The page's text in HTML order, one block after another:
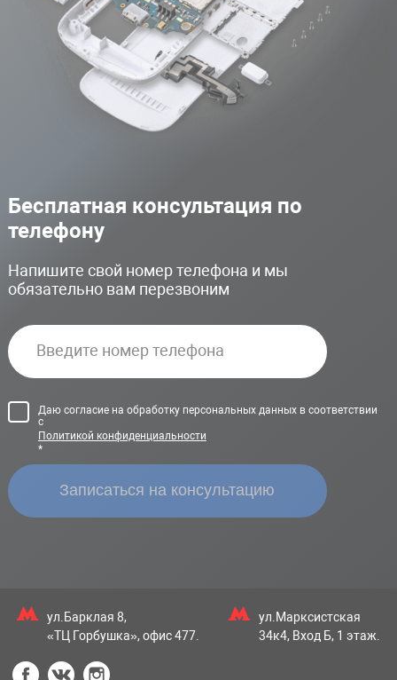
Бесплатная консультация по
телефону
Напишите свой номер телефона и мы
обязательно вам перезвоним
Даю согласие на обработку персональных данных в соответствии
с
Политикой конфиденциальности
*
ул.Барклая 8,
«ТЦ Горбушка», офис 477.
ул.Марксистская
34к4, Вход Б, 1 этаж.